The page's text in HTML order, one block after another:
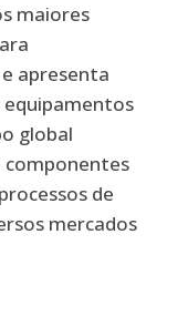
maiores
apresenta
global
componentes
de
mercados